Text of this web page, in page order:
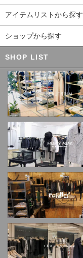
アイテムリストから探す
ショップから探す
SHOP LIST